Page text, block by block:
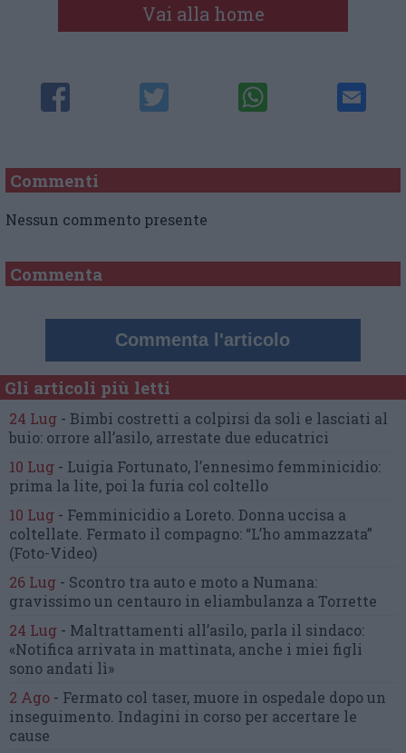
Vai alla home
Commenti
Nessun commento presente
Commenta
Commenta l'articolo
Gli articoli più letti
24 Lug - Bimbi costretti a colpirsi da soli e lasciati al
buio: orrore all’asilo, arrestate due educatrici
10 Lug - Luigia Fortunato, l’ennesimo femminicidio:
prima la lite, poi la furia col coltello
10 Lug - Femminicidio a Loreto. Donna uccisa a
coltellate. Fermato il compagno: “L’ho ammazzata”
(Foto-Video)
26 Lug - Scontro tra auto e moto a Numana:
gravissimo un centauro in eliambulanza a Torrette
24 Lug - Maltrattamenti all’asilo, parla il sindaco:
«Notifica arrivata in mattinata, anche i miei figli
sono andati lì»
2 Ago - Fermato col taser, muore in ospedale dopo un
inseguimento. Indagini in corso per accertare le
cause